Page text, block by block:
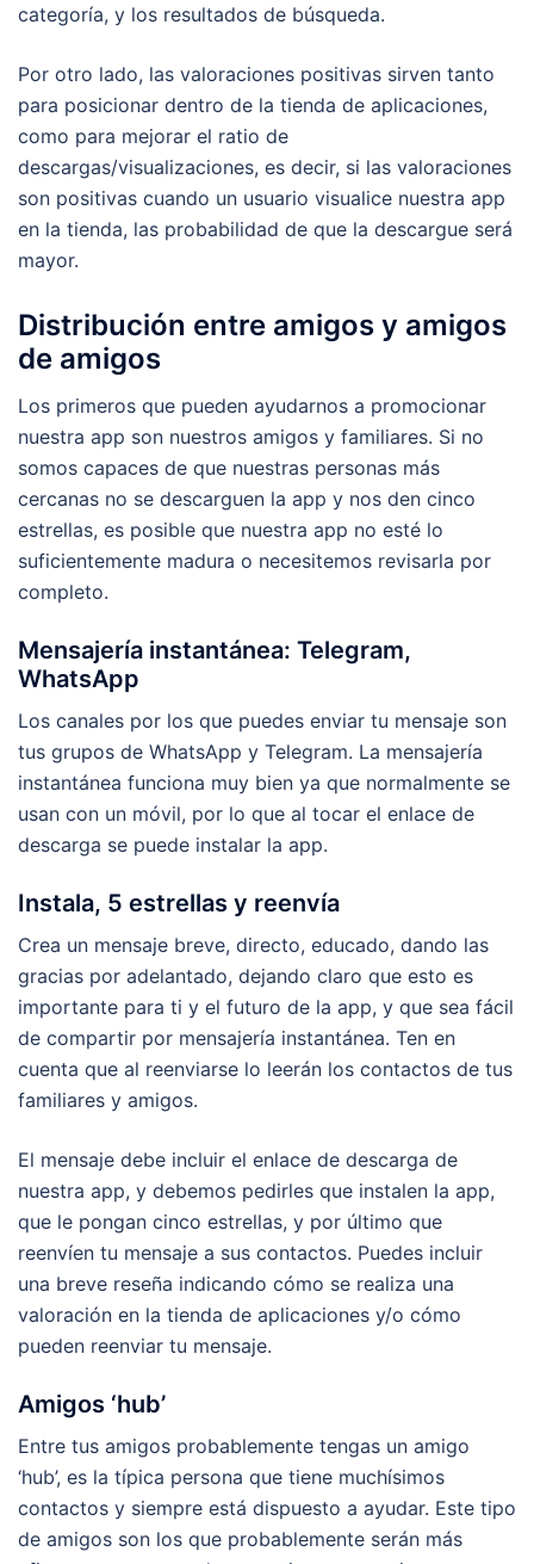
categoría, y los resultados de búsqueda.
Por otro lado, las valoraciones positivas sirven tanto
para posicionar dentro de la tienda de aplicaciones,
como para mejorar el ratio de
descargas/visualizaciones, es decir, si las valoraciones
son positivas cuando un usuario visualice nuestra app
en la tienda, las probabilidad de que la descargue será
mayor.
Distribución entre amigos y amigos
de amigos
Los primeros que pueden ayudarnos a promocionar
nuestra app son nuestros amigos y familiares. Si no
somos capaces de que nuestras personas más
cercanas no se descarguen la app y nos den cinco
estrellas, es posible que nuestra app no esté lo
suficientemente madura o necesitemos revisarla por
completo.
Mensajería instantánea: Telegram,
WhatsApp
Los canales por los que puedes enviar tu mensaje son
tus grupos de WhatsApp y Telegram. La mensajería
instantánea funciona muy bien ya que normalmente se
usan con un móvil, por lo que al tocar el enlace de
descarga se puede instalar la app.
Instala, 5 estrellas y reenvía
Crea un mensaje breve, directo, educado, dando las
gracias por adelantado, dejando claro que esto es
importante para ti y el futuro de la app, y que sea fácil
de compartir por mensajería instantánea. Ten en
cuenta que al reenviarse lo leerán los contactos de tus
familiares y amigos.
El mensaje debe incluir el enlace de descarga de
nuestra app, y debemos pedirles que instalen la app,
que le pongan cinco estrellas, y por último que
reenvíen tu mensaje a sus contactos. Puedes incluir
una breve reseña indicando cómo se realiza una
valoración en la tienda de aplicaciones y/o cómo
pueden reenviar tu mensaje.
Amigos ‘hub’
Entre tus amigos probablemente tengas un amigo
‘hub’, es la típica persona que tiene muchísimos
contactos y siempre está dispuesto a ayudar. Este tipo
de amigos son los que probablemente serán más